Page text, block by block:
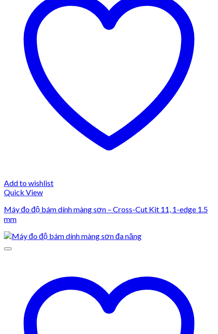
Add to wishlist
Quick View
Máy đo độ bám dính màng sơn – Cross-Cut Kit 11, 1-edge 1.5
mm